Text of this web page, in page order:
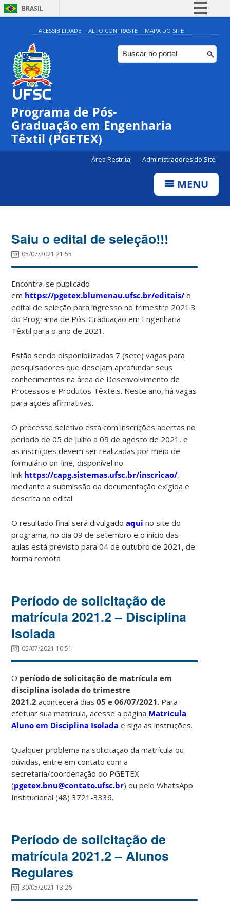
BRASIL
Simplifique!
Comunica BR
Participe
ACESSIBILIDADE ALTO CONTRASTE MAPA DO SITE
Programa de Pós-
Graduação em Engenharia
Têxtil (PGETEX)
Área Restrita Administradores do Site
MENU
Saiu o edital de seleção!!!
05/07/2021 21:55
Encontra-se publicado
em https://pgetex.blumenau.ufsc.br/editais/o
edital de seleção para ingresso no trimestre 2021.3
do Programa de Pós-Graduação em Engenharia
Têxtil para o ano de 2021.
Estão sendo disponibilizadas 7 (sete) vagas para
pesquisadores que desejam aprofundar seus
conhecimentos na área de Desenvolvimento de
Processos e Produtos Têxteis. Neste ano, há vagas
para ações afirmativas.
O processo seletivo está com inscrições abertas no
período de 05 de julho a 09 de agosto de 2021, e
as inscrições devem ser realizadas por meio de
formulário on-line, disponível no
link https://capg.sistemas.ufsc.br/inscricao/,
mediante a submissão da documentação exigida e
descrita no edital.
O resultado final será divulgadoaquino site do
programa, no dia 09 de setembro e o início das
aulas está previsto para 04 de outubro de 2021, de
forma remota
Período de solicitação de
matrícula 2021.2 – Disciplina
isolada
05/07/2021 10:51
O período de solicitação de matrícula em
disciplina isolada do trimestre
2021.2 acontecerá dias05 e 06/07/2021. Para
efetuar sua matrícula, acesse a página Matrícula
Aluno em Disciplina Isolada e siga as instruções.
Qualquer problema na solicitação da matrícula ou
dúvidas, entre em contato com a
secretaria/coordenação do PGETEX
(pgetex.bnu@contato.ufsc.br) ou pelo WhatsApp
Institucional (48) 3721-3336.
Período de solicitação de
matrícula 2021.2 – Alunos
Regulares
30/05/2021 13:26